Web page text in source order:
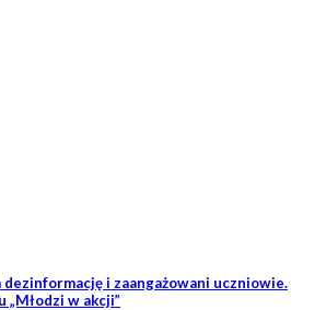
dezinformację i zaangażowani uczniowie.
„Młodzi w akcji”